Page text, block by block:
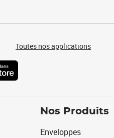
Toutes nos applications
Nos Produits
Enveloppes